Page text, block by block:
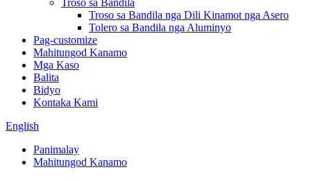
Troso sa Bandila
Troso sa Bandila nga Dili Kinamot nga Asero
Tolero sa Bandila nga Aluminyo
Pag-customize
Mahitungod Kanamo
Mga Kaso
Balita
Bidyo
Kontaka Kami
English
Panimalay
Mahitungod Kanamo